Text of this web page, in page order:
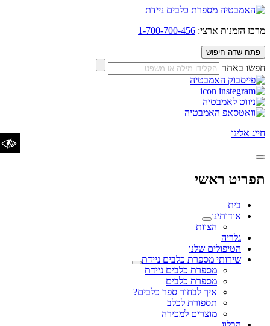
הגדלת טקסט
הקטנת
טקסט
איפוס טקסט
ניגודיות כהה
הדגשת כותרות
שנה לגופן נגיש/קריא
מרכז הזמנות ארצי: 1-700-700-456
פתח שדה חיפוש
חפשו באתר
חייג אלינו
תפריט ראשי
בית
אודותינו
הצוות
גלריה
הטיפולים שלנו
שירותי מספרת כלבים ניידת
מספרת כלבים ניידת
מספרת כלבים
איך לבחור ספר כלבים?
תספורת לכלב
מוצרים למכירה